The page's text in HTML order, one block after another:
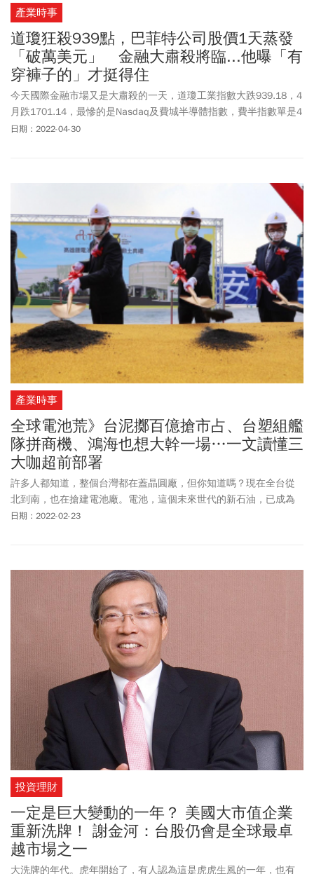
產業時事
道瓊狂殺939點，巴菲特公司股價1天蒸發
「破萬美元」 金融大肅殺將臨...他曝「有
穿褲子的」才挺得住
今天國際金融市場又是大肅殺的一天，道瓊工業指數大跌939.18，4
月跌1701.14，最慘的是Nasdaq及費城半導體指數，費半指數單是4
月就跌14.85%，台積電當然難受。
日期：2022-04-30
產業時事
全球電池荒》台泥擲百億搶市占、台塑組艦
隊拼商機、鴻海也想大幹一場…一文讀懂三
大咖超前部署
許多人都知道，整個台灣都在蓋晶圓廠，但你知道嗎？現在全台從
北到南，也在搶建電池廠。電池，這個未來世代的新石油，已成為
全球車廠與政府，搶拚自主化的戰略物資，孵了25年電池夢的台
日期：2022-02-23
投資理財
一定是巨大變動的一年？ 美國大市值企業
重新洗牌！ 謝金河：台股仍會是全球最卓
越市場之一
大洗牌的年代。虎年開始了，有人認為這是虎虎生風的一年，也有